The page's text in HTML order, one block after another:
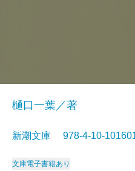
樋口一葉／著
新潮文庫 978-4-10-
文庫電子書籍あり